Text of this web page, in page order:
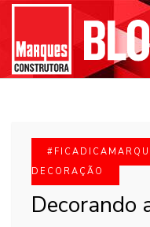
DECORAÇÃO
Decorando